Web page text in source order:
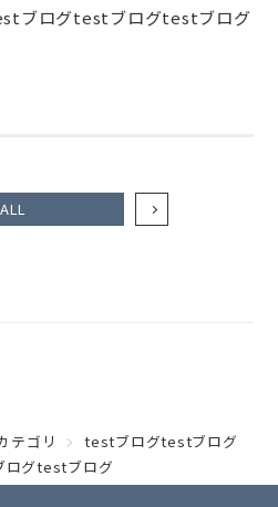
ブログtestブログtestブログ
ALL
テゴリ
testブログtestブログ
グtestブログ